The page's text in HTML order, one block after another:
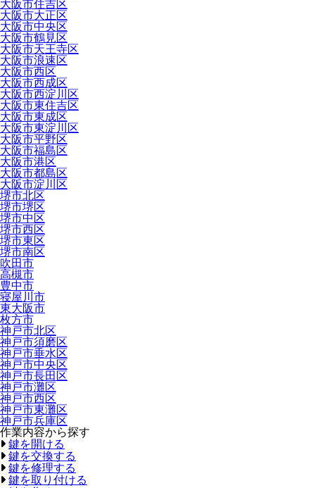
大阪市住吉区
大阪市大正区
大阪市中央区
大阪市鶴見区
大阪市天王寺区
大阪市浪速区
大阪市西区
大阪市西成区
大阪市西淀川区
大阪市東住吉区
大阪市東成区
大阪市東淀川区
大阪市平野区
大阪市福島区
大阪市港区
大阪市都島区
大阪市淀川区
堺市北区
堺市堺区
堺市中区
堺市西区
堺市東区
堺市南区
吹田市
高槻市
豊中市
寝屋川市
東大阪市
枚方市
神戸市北区
神戸市須磨区
神戸市垂水区
神戸市中央区
神戸市長田区
神戸市灘区
神戸市西区
神戸市東灘区
神戸市兵庫区
作業内容から探す
鍵を開ける
鍵を交換する
鍵を修理する
鍵を取り付ける